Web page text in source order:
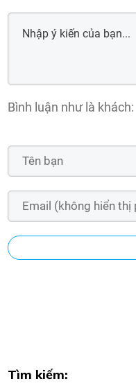
Bình luận như là khách:
Tìm kiếm: